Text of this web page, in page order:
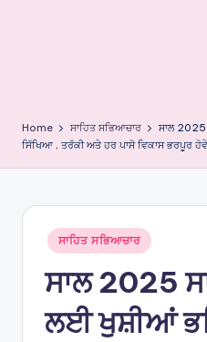
Home ਸਾਹਿਤ ਸਭਿਆਚਾਰ
ਸਾਲ
ਸਿੱਖਿਆ , ਤਰੱਕੀ ਅਤੇ ਹਰ ਪਾਸੋ ਵਿਕਾਸ ਭਰਪੂਰ
Posted
in
ਸਾਹਿਤ ਸਭਿਆਚਾਰ
ਸਾਲ 2025
ਲਈ ਖੁਸ਼ੀਆਂ